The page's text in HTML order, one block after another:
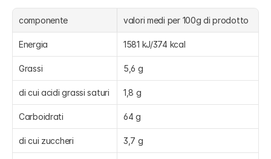
componente valori medi per 100g di prodotto
Energia 1581 kJ/374 kcal
Grassi 5,6 g
di cui acidi grassi saturi 1,8 g
Carboidrati 64 g
di cui zuccheri 3,7 g